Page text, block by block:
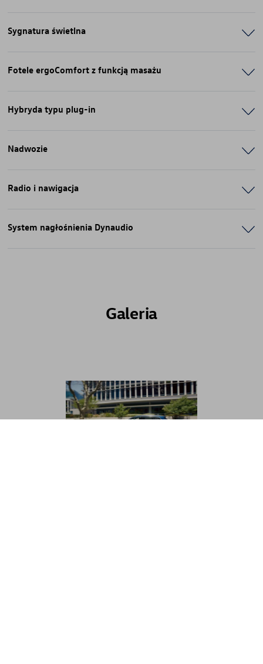
Sygnatura świetlna
Fotele ergoComfort z funkcją masażu
Hybryda typu plug-in
Nadwozie
Radio i nawigacja
System nagłośnienia Dynaudio
Galeria